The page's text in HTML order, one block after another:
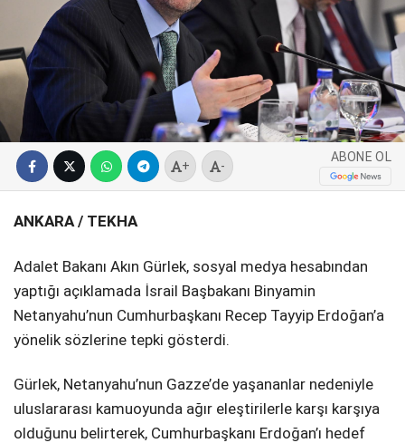
Hattı
Facebook
+ -
ABONE OL
ANKARA / TEKHA
Adalet Bakanı Akın Gürlek, sosyal medya hesabından
yaptığı açıklamada İsrail Başbakanı Binyamin
Netanyahu’nun Cumhurbaşkanı Recep Tayyip Erdoğan’a
yönelik sözlerine tepki gösterdi.
Gürlek, Netanyahu’nun Gazze’de yaşananlar nedeniyle
uluslararası kamuoyunda ağır eleştirilerle karşı karşıya
olduğunu belirterek, Cumhurbaşkanı Erdoğan’ı hedef